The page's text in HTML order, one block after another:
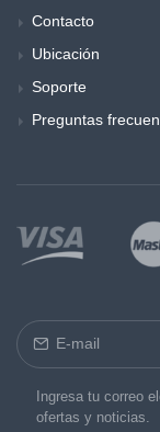
Contacto
Ubicación
Soporte
Preguntas
Ingresa tu correo
ofertas y noticias.